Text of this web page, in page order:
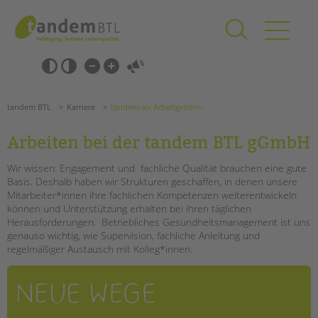
springen
Barrierefrei-
Einstellungen
überspringen
überspringen
SCHULE & GANZTAG
Grundschulen
Oberschulen
Förderzentren
Kollegs
EFöB
Schulbezogene Sozialarbeit
Tagesgruppen
HILFEN ZUR ERZIEHUNG
Suchen
tandem BTL Karriere tandem als Arbeitgeberin
Arbeiten bei der tandem BTL gGmbH
Wir wissen: Engagement und fachliche Qualität brauchen eine gute
Basis. Deshalb haben wir Strukturen geschaffen, in denen unsere
Mitarbeiter*innen ihre fachlichen Kompetenzen weiterentwickeln
können und Unterstützung erhalten bei ihren täglichen
Herausforderungen. Betriebliches Gesundheitsmanagement ist uns
genauso wichtig, wie Supervision, fachliche Anleitung und
regelmäßiger Austausch mit Kolleg*innen.